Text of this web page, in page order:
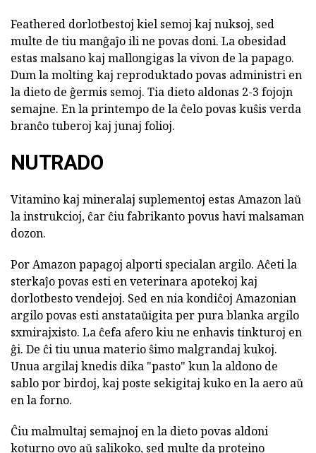
Feathered dorlotbestoj kiel semoj kaj nuksoj, sed
multe de tiu manĝaĵo ili ne povas doni. La obesidad
estas malsano kaj mallongigas la vivon de la papago.
Dum la molting kaj reproduktado povas administri en
la dieto de ĝermis semoj. Tia dieto aldonas 2-3 fojojn
semajne. En la printempo de la ĉelo povas kuŝis verda
branĉo tuberoj kaj junaj folioj.
NUTRADO
Vitamino kaj mineralaj suplementoj estas Amazon laŭ
la instrukcioj, ĉar ĉiu fabrikanto povus havi malsaman
dozon.
Por Amazon papagoj alporti specialan argilo. Aĉeti la
sterkaĵo povas esti en veterinara apotekoj kaj
dorlotbesto vendejoj. Sed en nia kondiĉoj Amazonian
argilo povas esti anstataŭigita per pura blanka argilo
sxmirajxisto. La ĉefa afero kiu ne enhavis tinkturoj en
ĝi. De ĉi tiu unua materio ŝimo malgrandaj kukoj.
Unua argilaj knedis dika "pasto" kun la aldono de
sablo por birdoj, kaj poste sekigitaj kuko en la aero aŭ
en la forno.
Ĉiu malmultaj semajnoj en la dieto povas aldoni
koturno ovo aŭ salikoko, sed multe da proteino